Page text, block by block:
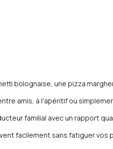
bolognaise, une pizza
amis, à l'apéritif ou
familial avec un rapport
facilement sans fatiguer vos